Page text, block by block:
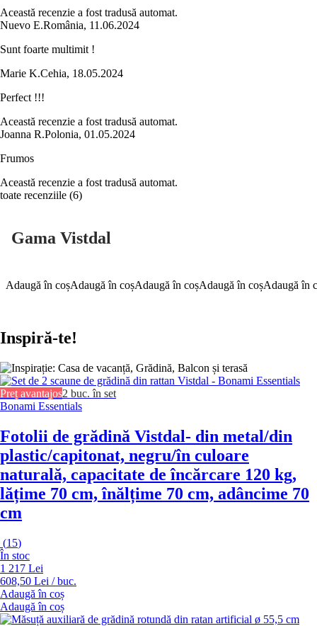
Această recenzie a fost tradusă automat.
Nuevo E.România, 11.06.2024
Sunt foarte multimit !
Marie K.Cehia, 18.05.2024
Perfect !!!
Această recenzie a fost tradusă automat.
Joanna R.Polonia, 01.05.2024
Frumos
Această recenzie a fost tradusă automat.
toate recenziile (6)
Gama Vistdal
Adaugă în coșAdaugă în coșAdaugă în coșAdaugă în coșAdaugă în
Inspiră-te!
Preț avantajos2 buc. în set
Bonami Essentials
Fotolii de grădină Vistdal- din metal/din
plastic/capitonat, negru/în culoare
naturală, capacitate de încărcare 120 kg,
lățime 70 cm, înălțime 70 cm, adâncime 70
cm
(15)
În stoc
1 217 Lei
608,50 Lei / buc.
Adaugă în coș
Adaugă în coș